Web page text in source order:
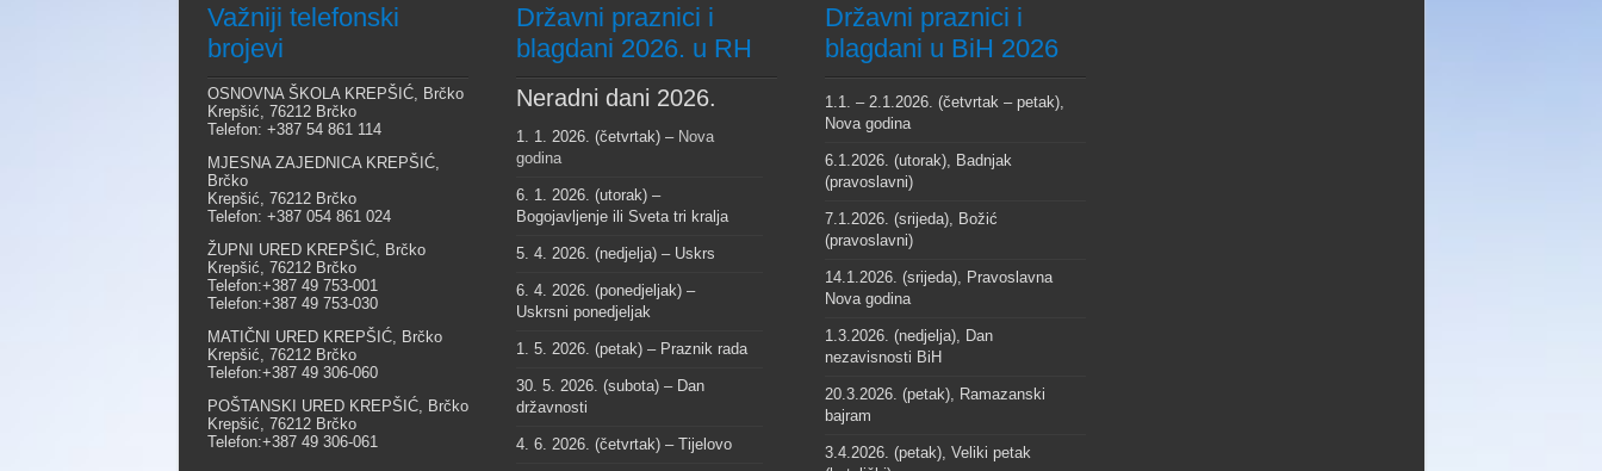
Važniji telefonski
brojevi
OSNOVNA ŠKOLA KREPŠIĆ, Brčko
Krepšić, 76212 Brčko
Telefon: +387 54 861 114
MJESNA ZAJEDNICA KREPŠIĆ,
Brčko
Krepšić, 76212 Brčko
Telefon: +387 054 861 024
ŽUPNI URED KREPŠIĆ, Brčko
Krepšić, 76212 Brčko
Telefon:+387 49 753-001
Telefon:+387 49 753-030
MATIČNI URED KREPŠIĆ, Brčko
Krepšić, 76212 Brčko
Telefon:+387 49 306-060
POŠTANSKI URED KREPŠIĆ, Brčko
Krepšić, 76212 Brčko
Telefon:+387 49 306-061
Državni praznici i
blagdani 2026. u RH
Neradni dani 2026.
1. 1. 2026. (četvrtak) – Nova
godina
6. 1. 2026. (utorak) –
Bogojavljenje ili Sveta tri kralja
5. 4. 2026. (nedjelja) – Uskrs
6. 4. 2026. (ponedjeljak) –
Uskrsni ponedjeljak
1. 5. 2026. (petak) – Praznik rada
30. 5. 2026. (subota) – Dan
državnosti
4. 6. 2026. (četvrtak) – Tijelovo
Državni praznici i
blagdani u BiH 2026
1.1. – 2.1.2026. (četvrtak – petak),
Nova godina
6.1.2026. (utorak), Badnjak
(pravoslavni)
7.1.2026. (srijeda), Božić
(pravoslavni)
14.1.2026. (srijeda), Pravoslavna
Nova godina
1.3.2026. (nedjelja), Dan
nezavisnosti BiH
20.3.2026. (petak), Ramazanski
bajram
3.4.2026. (petak), Veliki petak